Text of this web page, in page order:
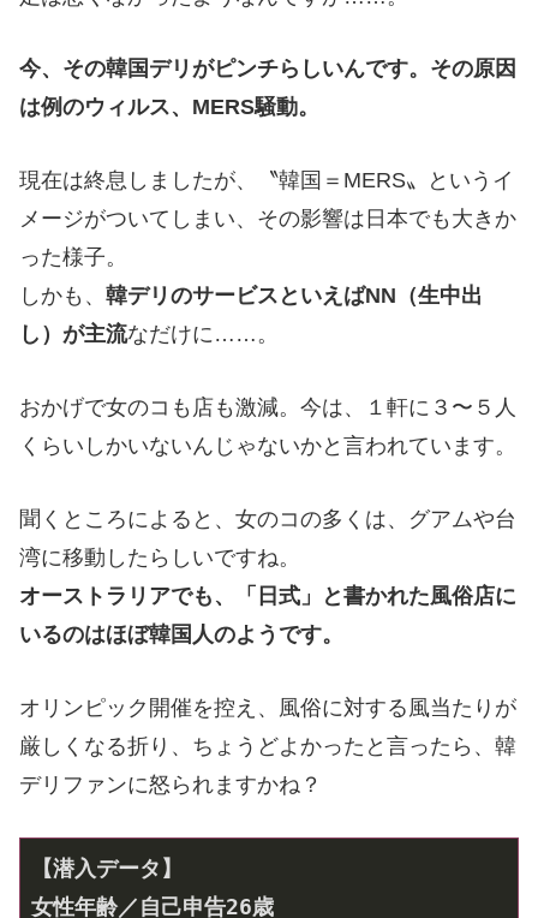
今、その韓国デリがピンチらしいんです。その原因
は例のウィルス、MERS騒動。
現在は終息しましたが、〝韓国＝MERS〟というイ
メージがついてしまい、その影響は日本でも大きか
った様子。
しかも、 韓デリのサービスといえばNN（生中出
し）が主流なだけに……。
おかげで女のコも店も激減。今は、１軒に３〜５人
くらいしかいないんじゃないかと言われています。
聞くところによると、女のコの多くは、グアムや台
湾に移動したらしいですね。
オーストラリアでも、「日式」と書かれた風俗店に
いるのはほぼ韓国人のようです。
オリンピック開催を控え、風俗に対する風当たりが
厳しくなる折り、ちょうどよかったと言ったら、韓
デリファンに怒られますかね？
【潜入データ】